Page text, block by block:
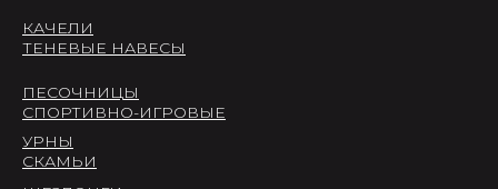
КАЧЕЛИ
ТЕНЕВЫЕ НАВЕСЫ
ПЕСОЧНИЦЫ
СПОРТИВНО-ИГРОВЫЕ
УРНЫ
СКАМЬИ